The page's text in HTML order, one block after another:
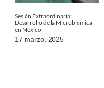
Sesión Extraordinaria:
Desarrollo de la Microbiómica
en México
17 marzo, 2025